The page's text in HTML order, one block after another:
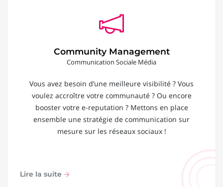
Community Management
Communication Sociale Média
Vous avez besoin d’une meilleure visibilité ? Vous
voulez accroître votre communauté ? Ou encore
booster votre e-reputation ? Mettons en place
ensemble une stratégie de communication sur
mesure sur les réseaux sociaux !
Lire la suite